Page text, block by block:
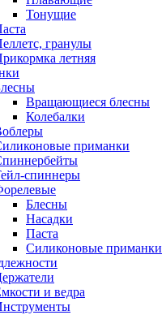
Тонущие
гранулы
летняя
Вращающиеся блесны
Колебалки
приманки
спиннеры
Блесны
Насадки
Паста
Силиконовые приманки
и ведра